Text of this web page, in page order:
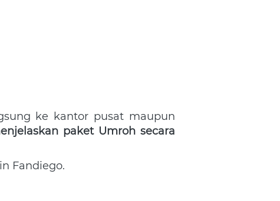
ke kantor pusat maupun
paket Umroh secara
Fandiego.